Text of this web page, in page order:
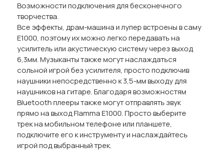
Возможности подключения для бесконечного
творчества.
Все эффекты, драм-машина и лупер встроены в саму
E1000, поэтому их можно легко передавать на
усилитель или акустическую систему через выход
6,3мм. Музыканты также могут наслаждаться
сольной игрой без усилителя, просто подключив
наушники непосредственно к 3,5-мм выходу для
наушников на гитаре. Благодаря возможностям
Bluetooth плееры также могут отправлять звук
прямо на выход Flamma E1000. Просто выберите
трек на мобильном телефоне или планшете,
подключите его к инструменту и наслаждайтесь
игрой под выбранный трек.